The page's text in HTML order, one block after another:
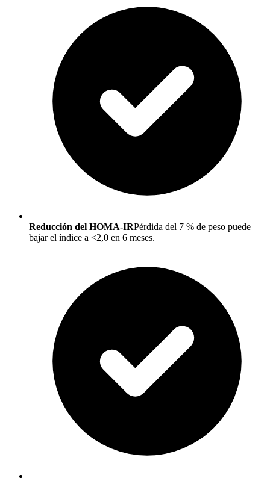
Reducción del HOMA-IRPérdida del 7 % de peso puede
bajar el índice a <2,0 en 6 meses.